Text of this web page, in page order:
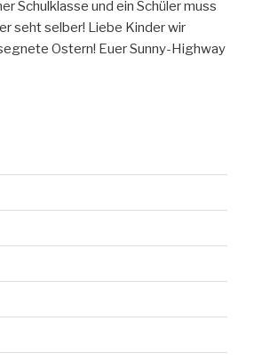
Schulklasse und ein Schüler muss
seht selber! Liebe Kinder wir
Ostern! Euer Sunny-Highway